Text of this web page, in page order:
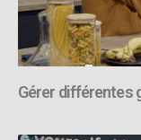
Gérer différentes